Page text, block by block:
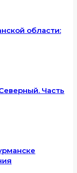
области:
Часть